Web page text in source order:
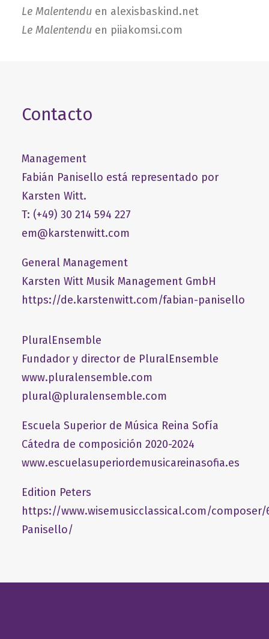
Le Malentendu en alexisbaskind.net
Le Malentendu en piiakomsi.com
Contacto
Management
Fabián Panisello está representado por
Karsten Witt.
T: (+49) 30 214 594 227
em@karstenwitt.com
General Management
​Karsten Witt Musik Management GmbH​
https://de.karstenwitt.com/fabian-panisello
PluralEnsemble
Fundador y director de PluralEnsemble
www.pluralensemble.com
plural@pluralensemble.com
Escuela Superior de Música Reina Sofía
Cátedra de composición 2020-2024
www.escuelasuperiordemusicareinasofia.es
Edition Peters
https://www.wisemusicclassical.com/composer/
Panisello/